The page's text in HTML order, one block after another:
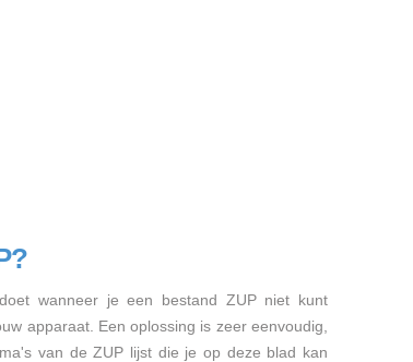
wanneer je een bestand ZUP niet kunt
apparaat. Een oplossing is zeer eenvoudig,
van de ZUP lijst die je op deze blad kan